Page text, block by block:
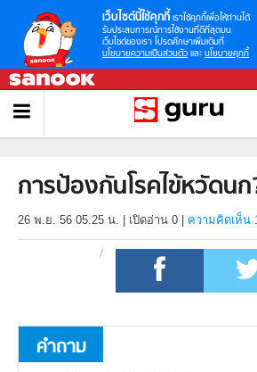
เว็บไซต์นี้ใช้คุกกี้ เราใช้คุกกี้เพื่อให้ท่านได้
รับประสบการณ์การใช้งานที่ดีที่สุดบน
เว็บไซต์ของเรา โปรดศึกษาเพิ่มเติมที่
นโยบายความเป็นส่วนตัว และ นโยบายคุกกี้
การป้องกันโรคไข้หวัดน
26 พ.ย. 56 05.25 น. เปิดอ่าน 0 ความคิดเห็น 1
คำถาม